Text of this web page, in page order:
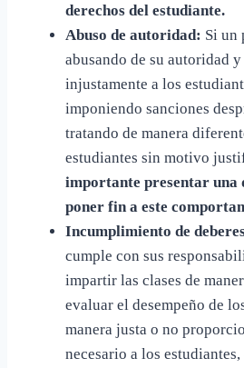
derechos del estudiante.
Abuso de autoridad: Si un
abusando de su autoridad
injustamente a los
imponiendo sanciones
tratando de manera
estudiantes sin motivo
importante presentar una
poner fin a este
Incumplimiento de
cumple con sus
impartir las clases de
evaluar el desempeño de
manera justa o no
necesario a los estudiantes,